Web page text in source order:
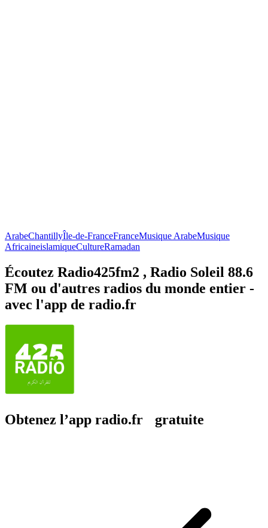
ArabeChantillyÎle-de-FranceFranceMusique ArabeMusique
AfricaineislamiqueCultureRamadan
Écoutez Radio425fm2 , Radio Soleil 88.6
FM ou d'autres radios du monde entier -
avec l'app de radio.fr
Obtenez l’app radio.fr gratuite